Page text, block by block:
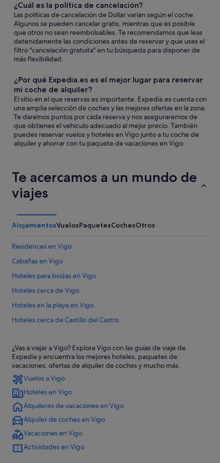
¿Cuál es la política de cancelación?
Las políticas de cancelación de Dollar varían según el coche.
Algunos se pueden cancelar gratis, mientras que es posible
que otros no sean reembolsables. Te recomendamos que leas
detenidamente las condiciones antes de reservar y que uses el
filtro "cancelación gratuita" en tu búsqueda para disponer de
más flexibilidad.
¿Por qué Expedia.es es el mejor lugar para reservar
mi coche de alquiler?
El sitio en el que reservas es importante. Expedia.es cuenta con
una amplia selección de coches y las mejores ofertas en la zona.
Te daremos puntos por cada reserva y nos aseguraremos de
que obtienes el vehículo adecuado al mejor precio. También
puedes reservar vuelos y hoteles en Vigo junto a tu coche de
alquiler y ahorrar con tu paquete de vacaciones en Vigo.
Te acercamos a un mundo de
viajes
AlojamientosVuelosPaquetesCochesOtros
Residences en Vigo
Cabañas en Vigo
Hoteles para bodas en Vigo
Hoteles cerca de Vigo
Hoteles en la playa en Vigo
Hoteles cerca de Castillo del Castro
Hoteles con spa en Vigo
Apartoteles en Vigo
B&B en Vigo
Casas rurales en Vigo
Albergues en Estación de tren de Vigo-Guixar
Rusticae hoteles en Vigo
Hoteles boutique en Vigo
Hoteles cerca de Calle del Príncipe
¿Vas a viajar a Vigo? Explora Vigo con las guías de viaje de
Expedia y encuentra los mejores hoteles, paquetes de
vacaciones, ofertas de alquiler de coches y mucho más.
Vuelos a Vigo
Hoteles en Vigo
Alquileres de vacaciones en Vigo
Alquiler de coches en Vigo
Vacaciones en Vigo
Actividades en Vigo